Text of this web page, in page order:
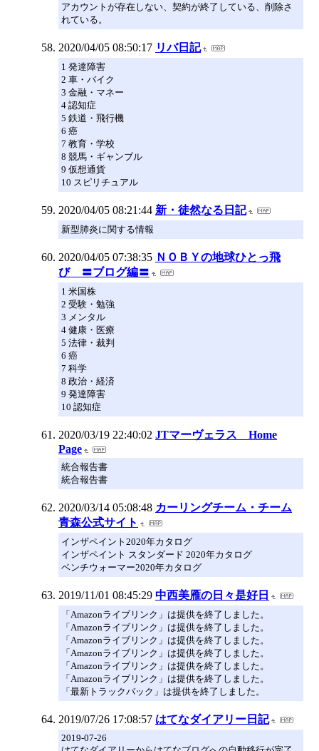
アカウントが存在しない、契約が終了している、削除さ
れている。
2020/04/05 08:50:17 リバ日記
1 発達障害
2 車・バイク
3 金融・マネー
4 認知症
5 鉄道・飛行機
6 癌
7 教育・学校
8 競馬・ギャンブル
9 仮想通貨
10 スピリチュアル
2020/04/05 08:21:44 新・徒然なる日記
新型肺炎に関する情報
2020/04/05 07:38:35 ＮＯＢＹの地球ひとっ飛
び 〓ブログ編〓
1 米国株
2 受験・勉強
3 メンタル
4 健康・医療
5 法律・裁判
6 癌
7 科学
8 政治・経済
9 発達障害
10 認知症
2020/03/19 22:40:02 JTマーヴェラス Home
Page
統合報告書
統合報告書
2020/03/14 05:08:48 カーリングチーム・チーム
青森公式サイト
インザペイント2020年カタログ
インザペイント スタンダード 2020年カタログ
ベンチウォーマー2020年カタログ
2019/11/01 08:45:29 中西美雁の日々是好日
「Amazonライブリンク」は提供を終了しました。
「Amazonライブリンク」は提供を終了しました。
「Amazonライブリンク」は提供を終了しました。
「Amazonライブリンク」は提供を終了しました。
「Amazonライブリンク」は提供を終了しました。
「Amazonライブリンク」は提供を終了しました。
「最新トラックバック」は提供を終了しました。
2019/07/26 17:08:57 はてなダイアリー日記
2019-07-26